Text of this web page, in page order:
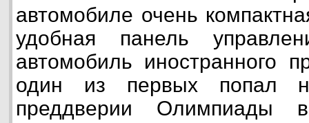
автомобиле очень
удобная панель
автомобиль иностранного
один из первых попал
преддверии